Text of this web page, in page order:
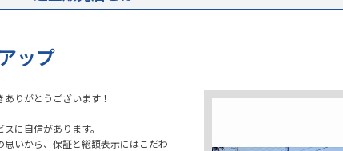
ップ
りがとうございます！
に自信があります。
いから、保証と総額表示にはこだわ